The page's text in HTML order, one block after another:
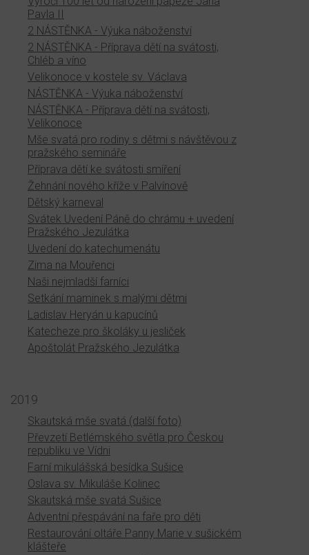
Pavla II
2 NÁSTĚNKA - Výuka náboženství
2 NÁSTĚNKA - Příprava dětí na svátosti,
Chléb a víno
Velikonoce v kostele sv. Václava
NÁSTĚNKA - Výuka náboženství
NÁSTĚNKA - Příprava dětí na svátosti,
Velikonoce
Mše svatá pro rodiny s dětmi s návštěvou z
pražského semináře
Příprava dětí ke svátosti smíření
Žehnání nového kříže v Palvínově
Dětský karneval
Svátek Uvedení Páně do chrámu + uvedení
Pražského Jezulátka
Uvedení do katechumenátu
Zima na Mouřenci
Naši nejmladší farníci
Setkání maminek s malými dětmi
Ladislav Heryán u kapucínů
Katecheze pro školáky u jesliček
Apoštolát Pražského Jezulátka
2019
Skautská mše svatá (další foto)
Převzetí Betlémského světla pro Českou
republiku ve Vídni
Farní mikulášská besídka Sušice
Oslava sv. Mikuláše Kolinec
Skautská mše svatá Sušice
Adventní přespávání na faře pro děti
Restaurování oltáře Panny Marie v sušickém
klášteře